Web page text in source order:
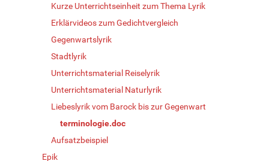
Kurze Unterrichtseinheit zum Thema Lyrik
Erklärvideos zum Gedichtvergleich
Gegenwartslyrik
Stadtlyrik
Unterrichtsmaterial Reiselyrik
Unterrichtsmaterial Naturlyrik
Liebeslyrik vom Barock bis zur Gegenwart
terminologie.doc
Aufsatzbeispiel
Epik